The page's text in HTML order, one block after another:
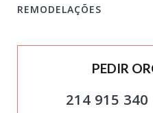
REMODELAÇÕES
PEDIR
214 915 340